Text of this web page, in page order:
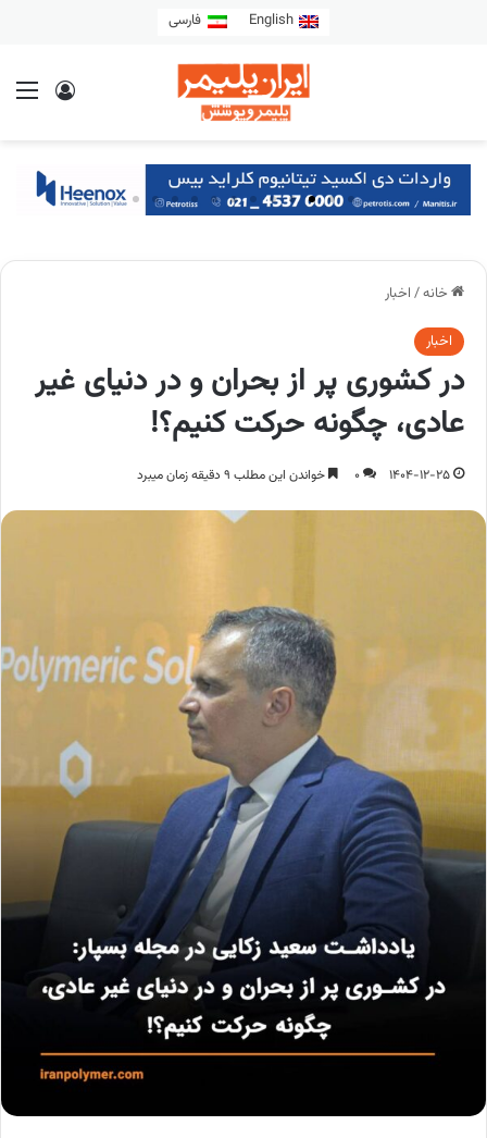
English فارسی
خانه/ اخبار
اخبار
در کشوری پر از بحران و در دنیای غیر
عادی، چگونه حرکت کنیم؟!
1404-12-25
0 خواندن این مطلب 9 دقیقه زمان میبرد